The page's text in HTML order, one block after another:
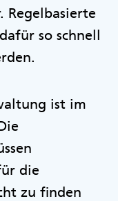
Regelbasierte
so schnell
ist im
die
zu finden